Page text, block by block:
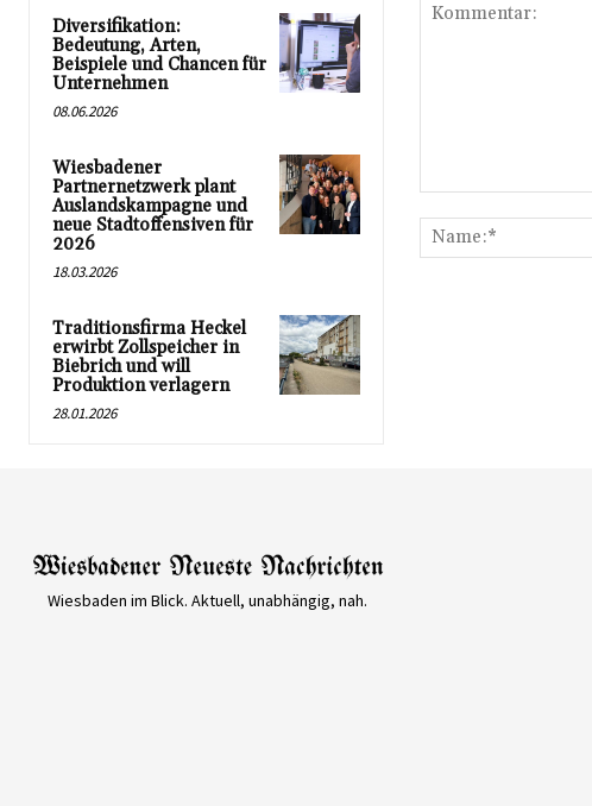
Diversifikation:
Bedeutung, Arten,
Beispiele und Chancen für
Unternehmen
08.06.2026
Wiesbadener
Partnernetzwerk plant
Auslandskampagne und
neue Stadtoffensiven für
2026
18.03.2026
Traditionsfirma Heckel
erwirbt Zollspeicher in
Biebrich und will
Produktion verlagern
28.01.2026
Wiesbaden im Blick. Aktuell, unabhängig, nah.